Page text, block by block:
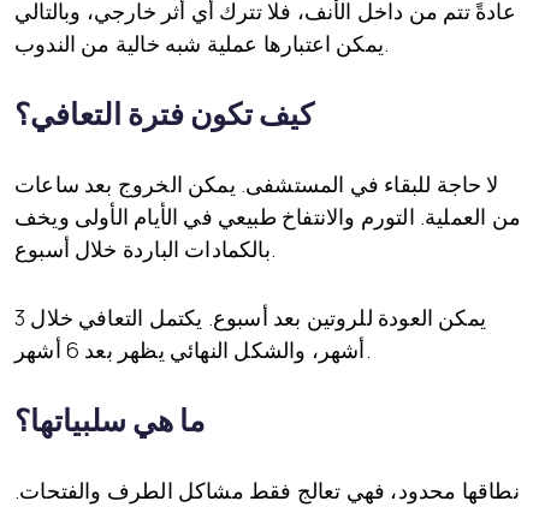
عادةً تتم من داخل الأنف، فلا تترك أي أثر خارجي، وبالتالي
يمكن اعتبارها عملية شبه خالية من الندوب.
كيف تكون فترة التعافي؟
لا حاجة للبقاء في المستشفى. يمكن الخروج بعد ساعات
من العملية. التورم والانتفاخ طبيعي في الأيام الأولى ويخف
بالكمادات الباردة خلال أسبوع.
يمكن العودة للروتين بعد أسبوع. يكتمل التعافي خلال 3
أشهر، والشكل النهائي يظهر بعد 6 أشهر.
ما هي سلبياتها؟
نطاقها محدود، فهي تعالج فقط مشاكل الطرف والفتحات.